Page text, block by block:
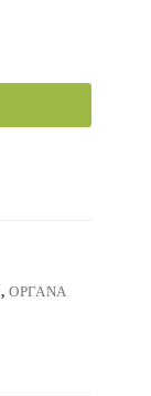
,ΟΡΓΑΝΑ